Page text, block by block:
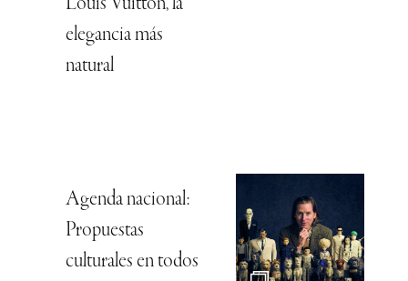
Louis Vuitton, la
elegancia más
natural
Agenda nacional:
Propuestas
culturales en todos